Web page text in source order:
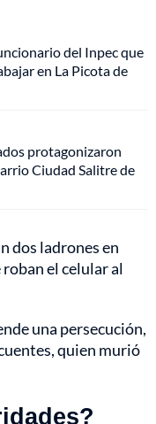
del Inpec que
en La Picota de
protagonizaron
Ciudad Salitre de
dos ladrones en
el celular al
una persecución,
quien murió